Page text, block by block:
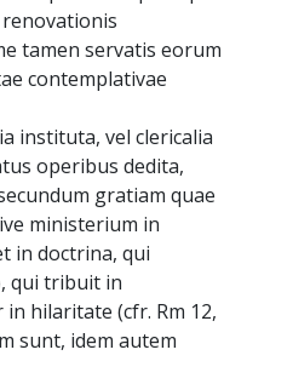
tamen servatis eorum
contemplativae
instituta, vel clericalia
operibus dedita,
gratiam quae
ministerium in
in doctrina, qui
qui tribuit in
hilaritate (cfr. Rm 12,
sunt, idem autem